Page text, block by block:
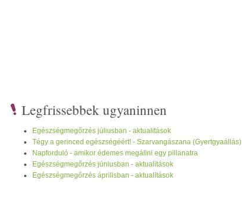
Legfrissebbek ugyaninnen
Egészségmegőrzés júliusban - aktualitások
Tégy a gerinced egészségéért! - Szarvangászana (Gyertgyaállás)
Napforduló - amikor édemes megállni egy pillanatra
Egészségmegőrzés júniusban - aktualitások
Egészségmegőrzés áprilisban - aktualitások